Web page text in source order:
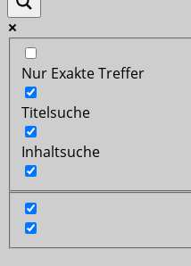
Nur Exakte Treffer
Titelsuche
Inhaltsuche